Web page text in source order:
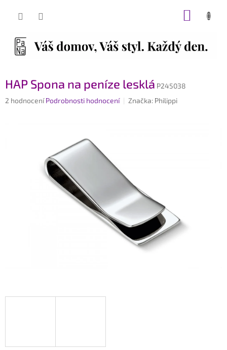
HAP Spona na peníze lesklá P245038
Průměrné
2 hodnocení Podrobnosti hodnocení Značka: Philippi